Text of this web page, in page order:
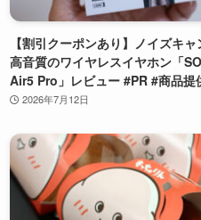
【割引クーポンあり】ノイズキ
高音質のワイヤレスイヤホン「
Air5 Pro」レビュー #PR #商品提
2026年7月12日